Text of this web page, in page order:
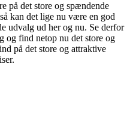
på det store og spændende
kan det lige nu være en god
udvalg ud her og nu. Se derfor
og find netop nu det store og
på det store og attraktive